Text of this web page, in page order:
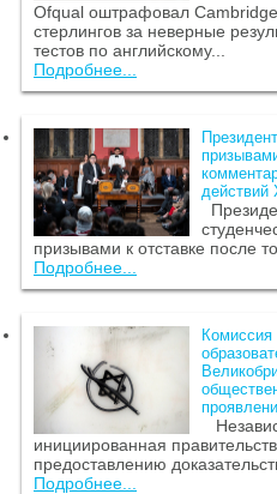
Ofqual оштрафовал
стерлингов за неверные
тестов по английскому...
Подробнее...
призывами к отставке после
Подробнее...
Комиссия
инициированная
предоставлению
Подробнее...